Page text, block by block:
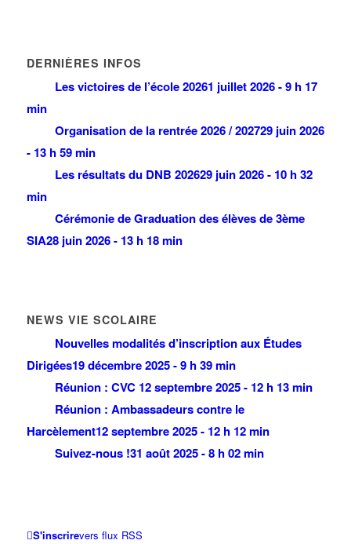
DERNIÈRES INFOS
Les victoires de l’école 20261 juillet 2026 - 9 h 17
min
Organisation de la rentrée 2026 / 202729 juin 2026
- 13 h 59 min
Les résultats du DNB 202629 juin 2026 - 10 h 32
min
Cérémonie de Graduation des élèves de 3ème
SIA28 juin 2026 - 13 h 18 min
NEWS VIE SCOLAIRE
Nouvelles modalités d’inscription aux Études
Dirigées19 décembre 2025 - 9 h 39 min
Réunion : CVC 12 septembre 2025 - 12 h 13 min
Réunion : Ambassadeurs contre le
Harcèlement12 septembre 2025 - 12 h 12 min
Suivez-nous !31 août 2025 - 8 h 02 min
S'inscrirevers flux RSS